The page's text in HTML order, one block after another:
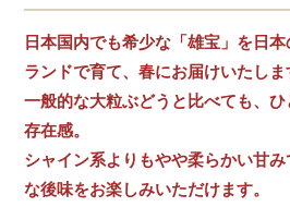
日本国内でも希少な「雄宝」を日
ランドで育て、春にお届けいたしま
一般的な大粒ぶどうと比べても、ひ
存在感。
シャイン系よりもやや柔らかい甘
な後味をお楽しみいただけます。